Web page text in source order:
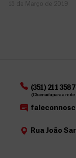
15 de Março de 2019
(351) 211 358
(Chamada para a
Rua João